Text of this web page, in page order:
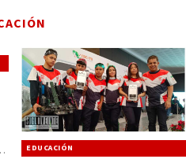
EDUCACIÓN